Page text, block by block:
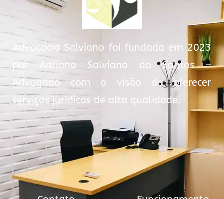
Advocacia Salviano foi fundada em 2023
por Adriano Salviano do Santos –
Advogado com a visão de oferecer
serviços jurídicos de alta qualidade.